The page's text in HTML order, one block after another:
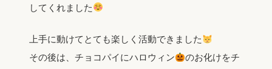
してくれました
上手に動けてとても楽しく活動できました
その後は、チョコパイにハロウィン
のお化けをチ